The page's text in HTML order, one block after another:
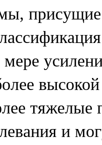
тяжелые
и